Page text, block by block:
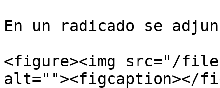
En un radicado se
<figure><img src="/files/
alt=""><figcaption></